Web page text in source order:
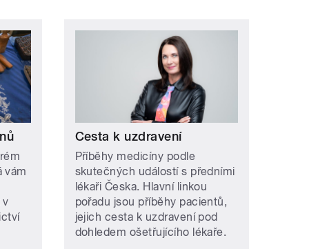
vám
v
Cesta k uzdravení
Příběhy medicíny podle
skutečných událostí s předními
lékaři Česka. Hlavní linkou
pořadu jsou příběhy pacientů,
jejich cesta k uzdravení pod
dohledem ošetřujícího lékaře.